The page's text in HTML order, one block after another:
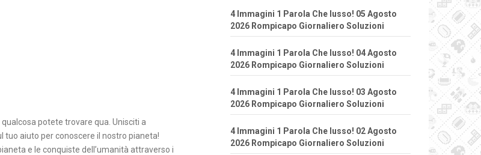
potete trovare qua. Unisciti a
tuo aiuto per conoscere il nostro pianeta!
e le conquiste dell’umanità attraverso i
4 Immagini 1 Parola Che lusso! 05 Agosto
2026 Rompicapo Giornaliero Soluzioni
4 Immagini 1 Parola Che lusso! 04 Agosto
2026 Rompicapo Giornaliero Soluzioni
4 Immagini 1 Parola Che lusso! 03 Agosto
2026 Rompicapo Giornaliero Soluzioni
4 Immagini 1 Parola Che lusso! 02 Agosto
2026 Rompicapo Giornaliero Soluzioni